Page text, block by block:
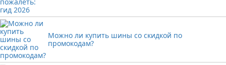
Можно ли купить шины со скидкой по
промокодам?